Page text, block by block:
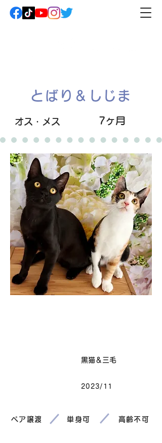
とばり＆しじま
オス・メス 7ヶ月
黒猫＆三毛
2023/11
ペア譲渡 単身可 高齢不可